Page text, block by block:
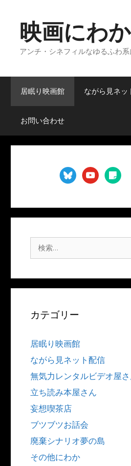
ス
映画にわか
アンチ・シネフィルなゆるふわ系
居眠り映画館 ながら見ネッ
お問い合わせ
blueskyyoutubesticky-
note
索:
カテゴリー
居眠り映画館
ながら見ネット配信
無気力レンタルビデオ屋
立ち読み本屋さん
妄想喫茶店
ブツブツお話会
廃棄シナリオ夢の島
その他にわか